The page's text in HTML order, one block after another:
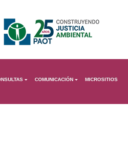
COMUNICACIÓN MICROSITIOS